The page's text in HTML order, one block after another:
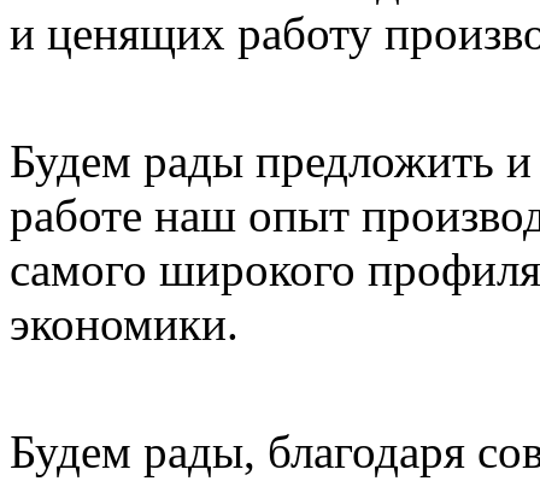
и ценящих работу
Будем рады предложить и
работе наш опыт
самого широкого
экономики.
Будем рады, благодаря